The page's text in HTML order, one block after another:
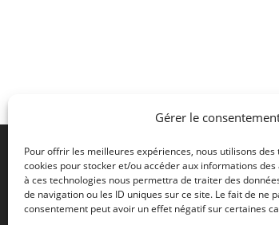
Gérer le
Pour offrir les meilleures expériences, nous utilisons
cookies pour stocker et/ou accéder aux informations
à ces technologies nous permettra de traiter des
de navigation ou les ID uniques sur ce site. Le fait de ne
consentement peut avoir un effet négatif sur certaines